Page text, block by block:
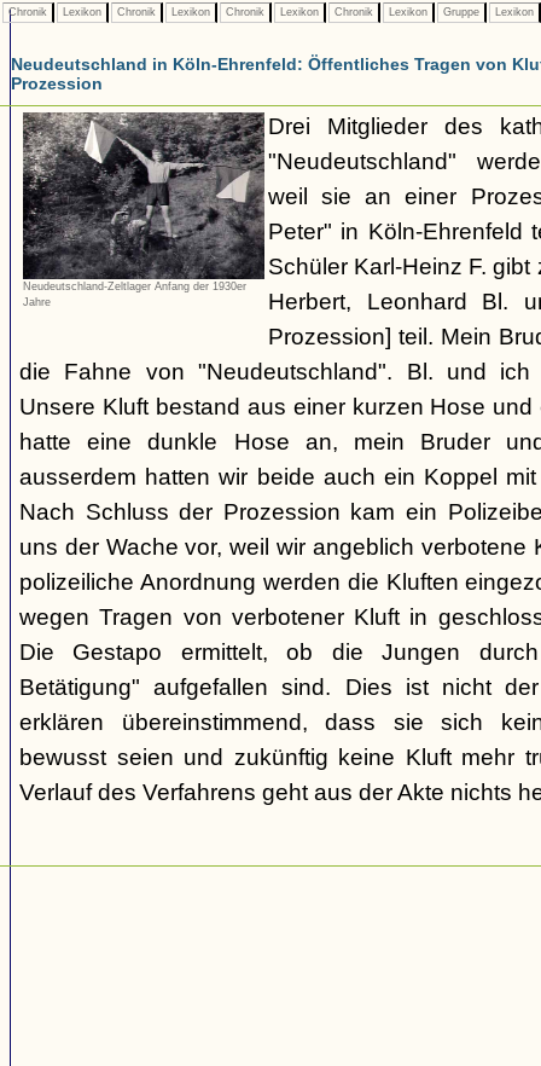
Chronik Lexikon Chronik Lexikon Chronik Lexikon Chronik Lexikon Gruppe Lexikon
Neudeutschland in Köln-Ehrenfeld: Öffentliches Tragen von
Prozession
Neudeutschland-Zeltlager Anfang der 1930er
Jahre
Drei Mitglieder des
"Neudeutschland"
weil sie an einer
Peter" in Köln-Ehrenfeld
Schüler Karl-Heinz F.
Herbert, Leonhard Bl.
Prozession] teil. Mein
die Fahne von "Neudeutschland". Bl. und
Unsere Kluft bestand aus einer kurzen Hose
hatte eine dunkle Hose an, mein Bruder
ausserdem hatten wir beide auch ein Koppel
Nach Schluss der Prozession kam ein
uns der Wache vor, weil wir angeblich verbotene
polizeiliche Anordnung werden die Kluften
wegen Tragen von verbotener Kluft in
Die Gestapo ermittelt, ob die Jungen durch
Betätigung" aufgefallen sind. Dies ist nicht
erklären übereinstimmend, dass sie sich
bewusst seien und zukünftig keine Kluft mehr
Verlauf des Verfahrens geht aus der Akte nichts